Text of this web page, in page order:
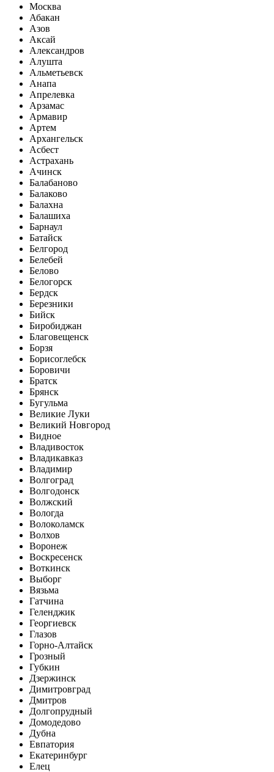
Москва
Абакан
Азов
Аксай
Александров
Алушта
Альметьевск
Анапа
Апрелевка
Арзамас
Армавир
Артем
Архангельск
Асбест
Астрахань
Ачинск
Балабаново
Балаково
Балахна
Балашиха
Барнаул
Батайск
Белгород
Белебей
Белово
Белогорск
Бердск
Березники
Бийск
Биробиджан
Благовещенск
Борзя
Борисоглебск
Боровичи
Братск
Брянск
Бугульма
Великие Луки
Великий Новгород
Видное
Владивосток
Владикавказ
Владимир
Волгоград
Волгодонск
Волжский
Вологда
Волоколамск
Волхов
Воронеж
Воскресенск
Воткинск
Выборг
Вязьма
Гатчина
Геленджик
Георгиевск
Глазов
Горно-Алтайск
Грозный
Губкин
Дзержинск
Димитровград
Дмитров
Долгопрудный
Домодедово
Дубна
Евпатория
Екатеринбург
Елец